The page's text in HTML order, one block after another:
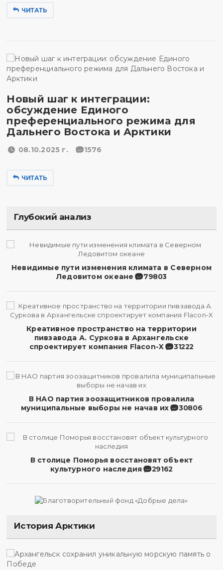
ЧИТАТЬ
Новый шаг к интеграции:
обсуждение Единого
преференциального режима для
Дальнего Востока и Арктики
08.10.2025 г. 1576
ЧИТАТЬ
Глубокий анализ
Невидимые пути изменения климата в Северном
Ледовитом океане
79803
Креативное пространство на территории
пивзавода А. Суркова в Архангельске
спроектирует компания Flacon-X
31222
В НАО партия зоозащитников провалила
муниципальные выборы не начав их
30806
В столице Поморья восстановят объект
культурного наследия
29162
История Арктики